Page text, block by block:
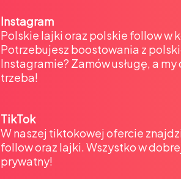
Instagram
Polskie lajki oraz polskie follow w
Potrzebujesz boostowania z
Instagramie? Zamów usługę, a
trzeba!
TikTok
W naszej tiktokowej ofercie
follow oraz lajki. Wszystko w
prywatny!